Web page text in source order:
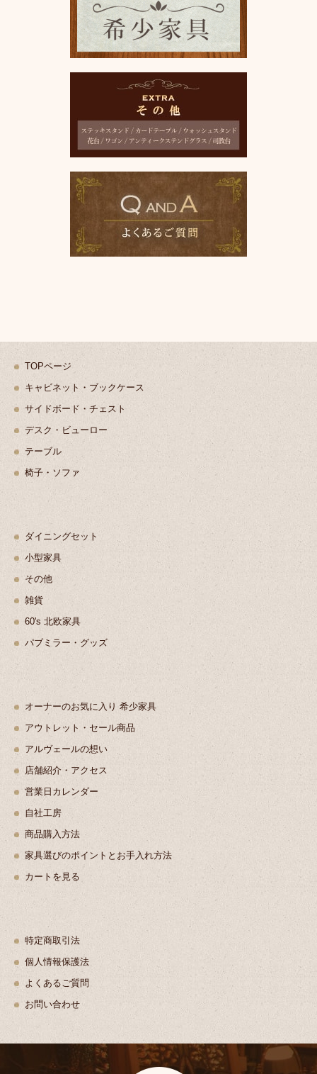
TOPページ
キャビネット・ブックケース
サイドボード・チェスト
デスク・ビューロー
テーブル
椅子・ソファ
ダイニングセット
小型家具
その他
雑貨
60's 北欧家具
パブミラー・グッズ
オーナーのお気に入り 希少家具
アウトレット・セール商品
アルヴェールの想い
店舗紹介・アクセス
営業日カレンダー
自社工房
商品購入方法
家具選びのポイントとお手入れ方法
カートを見る
特定商取引法
個人情報保護法
よくあるご質問
お問い合わせ